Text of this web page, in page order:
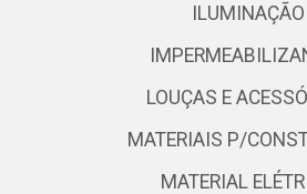
ILUMINAÇÃO
LOUÇAS E
MATERIAIS P/
MATERIAL